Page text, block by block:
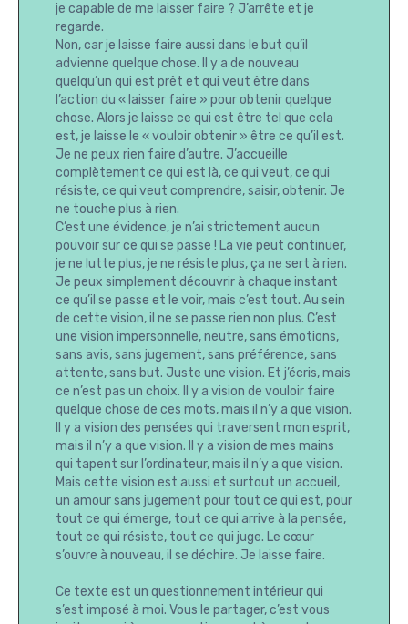
je capable de me laisser faire ? J’arrête et je
regarde.
Non, car je laisse faire aussi dans le but qu’il
advienne quelque chose. Il y a de nouveau
quelqu’un qui est prêt et qui veut être dans
l’action du « laisser faire » pour obtenir quelque
chose. Alors je laisse ce qui est être tel que cela
est, je laisse le « vouloir obtenir » être ce qu’il est.
Je ne peux rien faire d’autre. J’accueille
complètement ce qui est là, ce qui veut, ce qui
résiste, ce qui veut comprendre, saisir, obtenir. Je
ne touche plus à rien.
C’est une évidence, je n’ai strictement aucun
pouvoir sur ce qui se passe ! La vie peut continuer,
je ne lutte plus, je ne résiste plus, ça ne sert à rien.
Je peux simplement découvrir à chaque instant
ce qu’il se passe et le voir, mais c’est tout. Au sein
de cette vision, il ne se passe rien non plus. C’est
une vision impersonnelle, neutre, sans émotions,
sans avis, sans jugement, sans préférence, sans
attente, sans but. Juste une vision. Et j’écris, mais
ce n’est pas un choix. Il y a vision de vouloir faire
quelque chose de ces mots, mais il n’y a que vision.
Il y a vision des pensées qui traversent mon esprit,
mais il n’y a que vision. Il y a vision de mes mains
qui tapent sur l’ordinateur, mais il n’y a que vision.
Mais cette vision est aussi et surtout un accueil,
un amour sans jugement pour tout ce qui est, pour
tout ce qui émerge, tout ce qui arrive à la pensée,
tout ce qui résiste, tout ce qui juge. Le cœur
s’ouvre à nouveau, il se déchire. Je laisse faire.
Ce texte est un questionnement intérieur qui
s’est imposé à moi. Vous le partager, c’est vous